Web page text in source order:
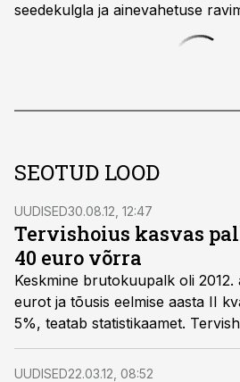
seedekulgla ja ainevahetuse
SEOTUD LOOD
UUDISED30.08.12, 12:47
Tervishoius kasvas
40 euro võrra
Keskmine brutokuupalk oli
eurot ja tõusis eelmise aasta II
5%, teatab statistikaamet.
keskmiselt 918 eurot.
UUDISED22.03.12, 08:52